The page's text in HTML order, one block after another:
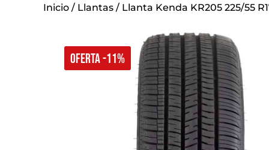
OFERTA -11%
Inicio / Llantas / Llanta Kenda KR205 225/55